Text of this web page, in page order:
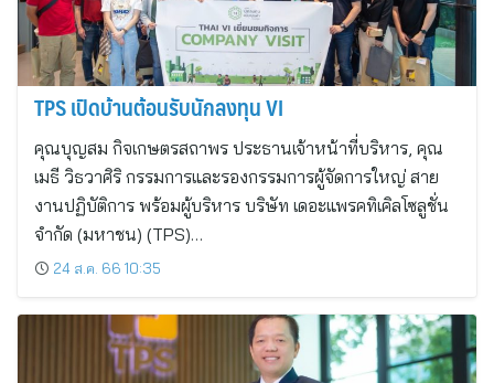
TPS เปิดบ้านต้อนรับนักลงทุน VI
คุณบุญสม กิจเกษตรสถาพร ประธานเจ้าหน้าที่บริหาร, คุณ
เมธี วิธวาศิริ กรรมการและรองกรรมการผู้จัดการใหญ่ สาย
งานปฏิบัติการ พร้อมผู้บริหาร บริษัท เดอะแพรคทิเคิลโซลูชั่น
จำกัด (มหาชน) (TPS)…
24 ส.ค. 66 10:35